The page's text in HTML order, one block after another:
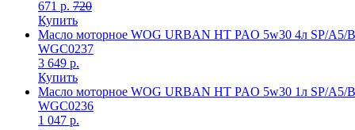
671 р. 720
Купить
Масло моторное WOG URBAN HT PAO 5w30 4л SP/A5/
WGC0237
3 649 р.
Купить
Масло моторное WOG URBAN HT PAO 5w30 1л SP/A5/
WGC0236
1 047 р.